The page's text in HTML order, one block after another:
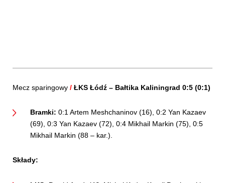
Mecz sparingowy / ŁKS Łódź – Bałtika Kaliningrad 0:5 (0:1)
Bramki: 0:1 Artem Meshchaninov (16), 0:2 Yan Kazaev
(69), 0:3 Yan Kazaev (72), 0:4 Mikhail Markin (75), 0:5
Mikhail Markin (88 – kar.).
Składy: